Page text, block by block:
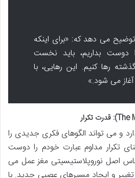
می دهد که: «برای اینکه
دوست بداریم، باید نخست
رها کنیم. این رهایی، با
می شود.»
و می تواند الگوهای فکری جدیدی را
تکرار مداوم عبارت خودم را دوست
اصل نوروپلاستیسیتی مغز عمل می